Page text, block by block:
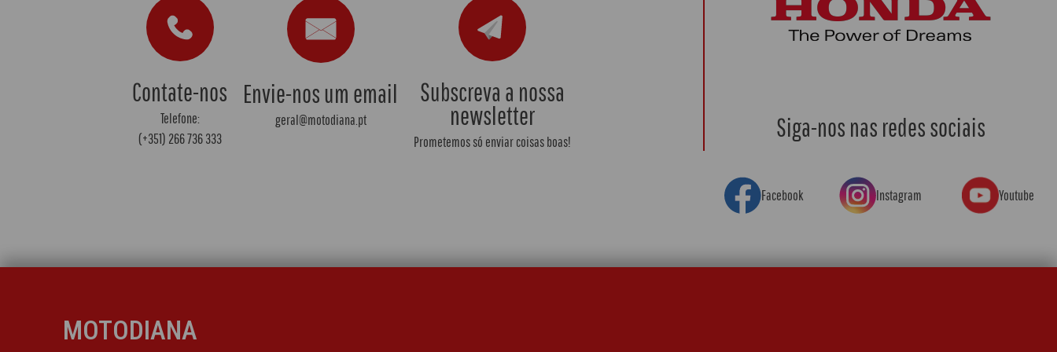
Contate-nos
Telefone:
(+351) 266 736 333
Envie-nos um email
geral@motodiana.pt
Subscreva a nossa
newsletter
Prometemos só enviar coisas boas!
Siga-nos nas redes sociais
Facebook Instagram Youtube
MOTODIANA